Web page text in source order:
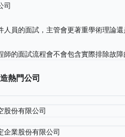
司
人員的面試，主管會更著重學術理論
師的面試流程會不會包含實際排除故障
熱門公司
股份有限公司
企業股份有限公司